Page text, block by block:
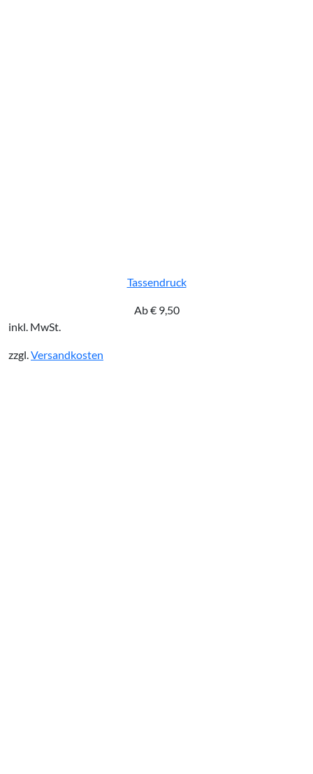
Tassendruck
Ab€9,50
inkl. MwSt.
zzgl. Versandkosten